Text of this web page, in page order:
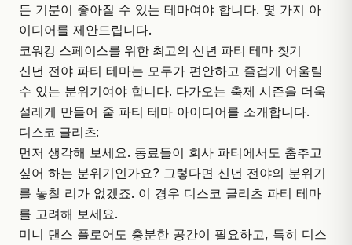
든 기분이 좋아질 수 있는 테마여야 합니다. 몇 가지 아
이디어를 제안드립니다.
코워킹 스페이스를 위한 최고의 신년 파티 테마 찾기
신년 전야 파티 테마는 모두가 편안하고 즐겁게 어울릴
수 있는 분위기여야 합니다. 다가오는 축제 시즌을 더욱
설레게 만들어 줄 파티 테마 아이디어를 소개합니다.
디스코 글리츠:
먼저 생각해 보세요. 동료들이 회사 파티에서도 춤추고
싶어 하는 분위기인가요? 그렇다면 신년 전야의 분위기
를 놓칠 리가 없겠죠. 이 경우 디스코 글리츠 파티 테마
를 고려해 보세요.
미니 댄스 플로어도 충분한 공간이 필요하고, 특히 디스